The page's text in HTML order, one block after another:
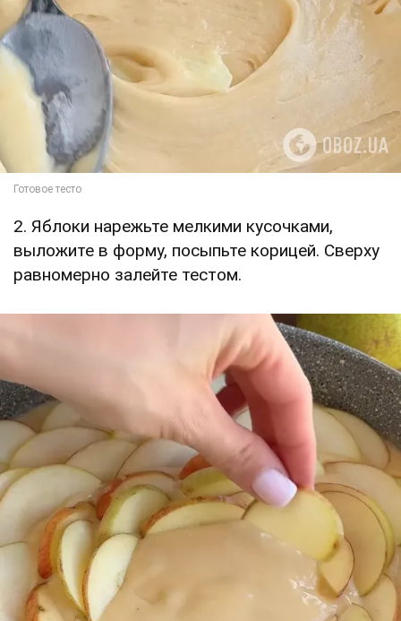
2. Яблоки нарежьте мелкими кусочками,
выложите в форму, посыпьте корицей. Сверху
равномерно залейте тестом.